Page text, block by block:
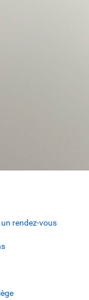
rendez-vous